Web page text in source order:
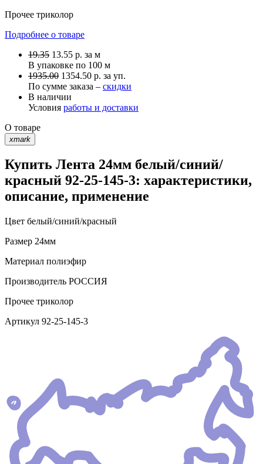
Прочее триколор
Подробнее о товаре
19.35 13.55 р. за м
В упаковке по 100 м
1935.00 1354.50 р. за уп.
По сумме заказа – скидки
В наличии
Условия работы и доставки
О товаре
xmark
Купить Лента 24мм белый/синий/
красный 92-25-145-3: характеристики,
описание, применение
Цвет белый/синий/красный
Размер 24мм
Материал полиэфир
Производитель РОССИЯ
Прочее триколор
Артикул 92-25-145-3